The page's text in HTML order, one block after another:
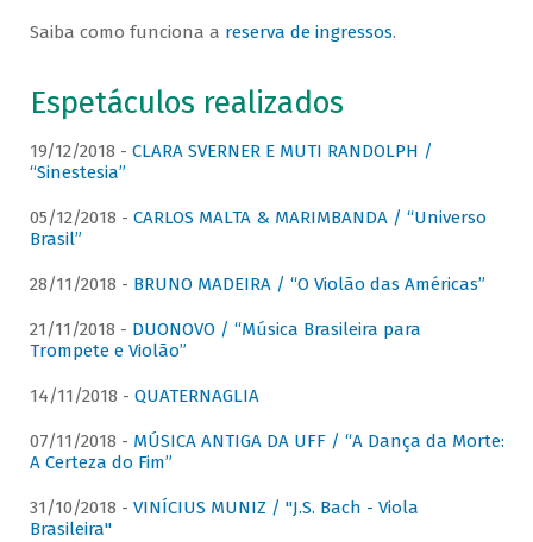
Saiba como funciona a reserva de ingressos.
Espetáculos realizados
19/12/2018 - CLARA SVERNER E MUTI RANDOLPH /
“Sinestesia”
05/12/2018 - CARLOS MALTA & MARIMBANDA / “Universo
Brasil”
28/11/2018 - BRUNO MADEIRA / “O Violão das Américas”
21/11/2018 - DUONOVO / “Música Brasileira para
Trompete e Violão”
14/11/2018 - QUATERNAGLIA
07/11/2018 - MÚSICA ANTIGA DA UFF / “A Dança da Morte:
A Certeza do Fim”
31/10/2018 - VINÍCIUS MUNIZ / "J.S. Bach - Viola
Brasileira"